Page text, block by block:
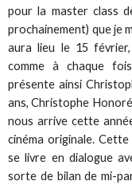
pour la master class
prochainement) que je
aura lieu le 15
comme à chaque
présente ainsi
ans, Christophe
nous arrive cette
cinéma originale.
se livre en dialogue
sorte de bilan de mi-